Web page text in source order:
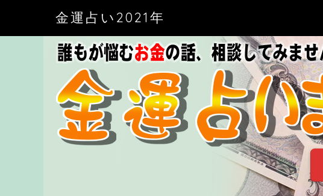
金運占い2021年